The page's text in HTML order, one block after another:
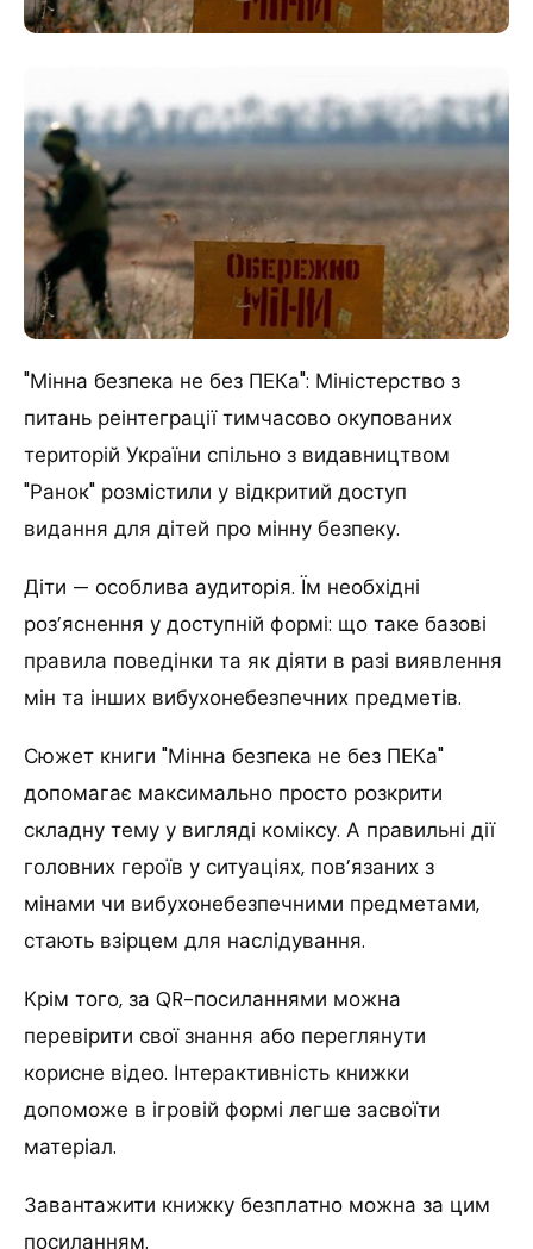
"Мінна безпека не без ПЕКа": Міністерство з
питань реінтеграції тимчасово окупованих
територій України спільно з видавництвом
"Ранок" розмістили у відкритий доступ
видання для дітей про мінну безпеку.
Діти — особлива аудиторія. Їм необхідні
роз’яснення у доступній формі: що таке базові
правила поведінки та як діяти в разі виявлення
мін та інших вибухонебезпечних предметів.
Сюжет книги "Мінна безпека не без ПЕКа"
допомагає максимально просто розкрити
складну тему у вигляді коміксу. А правильні дії
головних героїв у ситуаціях, пов’язаних з
мінами чи вибухонебезпечними предметами,
стають взірцем для наслідування.
Крім того, за QR-посиланнями можна
перевірити свої знання або переглянути
корисне відео. Інтерактивність книжки
допоможе в ігровій формі легше засвоїти
матеріал.
Завантажити книжку безплатно можна за цим
посиланням.